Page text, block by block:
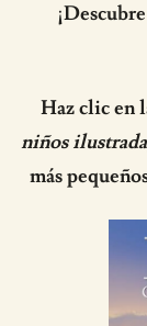
Haz clic en
niños ilustrada
más